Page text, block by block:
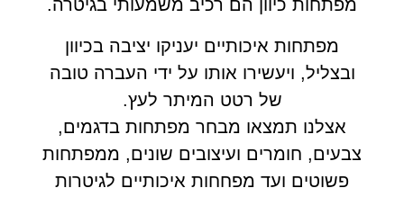
מפתחות כיוון הם רכיב משמעותי בגיטרה.
מפתחות איכותיים יעניקו יציבה בכיוון
ובצליל, ויעשירו אותו על ידי העברה טובה
של רטט המיתר לעץ.
אצלנו תמצאו מבחר מפתחות בדגמים,
צבעים, חומרים ועיצובים שונים, ממפתחות
פשוטים ועד מפחחות איכותיים לגיטרות